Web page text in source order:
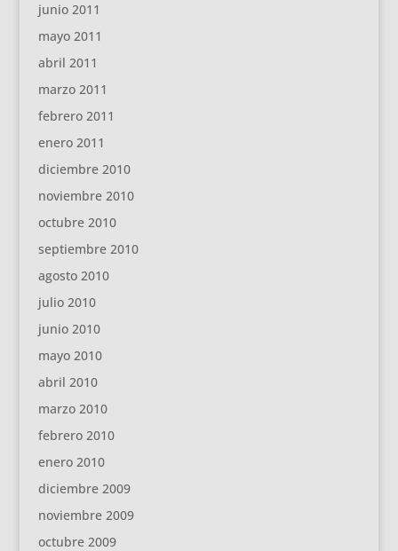
junio 2011
mayo 2011
abril 2011
marzo 2011
febrero 2011
enero 2011
diciembre 2010
noviembre 2010
octubre 2010
septiembre 2010
agosto 2010
julio 2010
junio 2010
mayo 2010
abril 2010
marzo 2010
febrero 2010
enero 2010
diciembre 2009
noviembre 2009
octubre 2009